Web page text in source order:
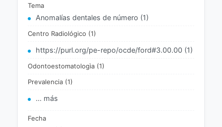
Tema
Anomalías dentales de número (1)
Centro Radiológico (1)
https://purl.org/pe-repo/ocde/ford#3.00.00 (1)
Odontoestomatologìa (1)
Prevalencia (1)
... más
Fecha